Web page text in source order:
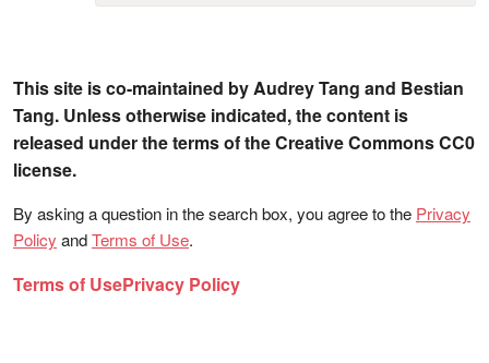
This site is co-maintained by Audrey Tang and Bestian
Tang. Unless otherwise indicated, the content is
released under the terms of the Creative Commons CC0
license.
By asking a question in the search box, you agree to the Privacy
Policy andTerms of Use.
Terms of UsePrivacy Policy